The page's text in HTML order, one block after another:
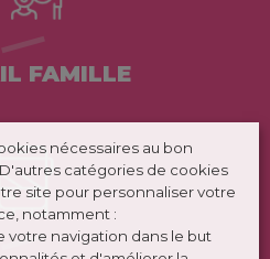
FAMILLE
nécessaires au bon
catégories de cookies
site pour personnaliser votre
notamment :
votre navigation dans le but